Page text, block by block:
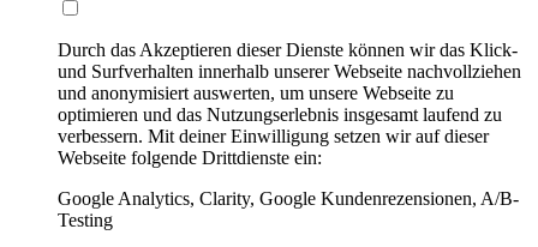
Durch das Akzeptieren dieser Dienste können wir das Klick-
und Surfverhalten innerhalb unserer Webseite nachvollziehen
und anonymisiert auswerten, um unsere Webseite zu
optimieren und das Nutzungserlebnis insgesamt laufend zu
verbessern. Mit deiner Einwilligung setzen wir auf dieser
Webseite folgende Drittdienste ein:
Google Analytics, Clarity, Google Kundenrezensionen, A/B-
Testing